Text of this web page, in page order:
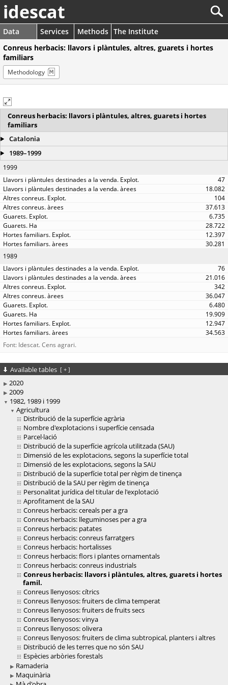
idescat
Data Services Methods The Institute
Conreus herbacis: llavors i plàntules, altres, guarets i hortes
familiars
Methodology
Conreus herbacis: llavors i plàntules, altres, guarets i hortes
familiars
Catalonia
1989–1999
1999
47
18.082
104
37.613
6.735
28.722
12.397
30.281
1989
76
21.016
342
36.047
6.480
19.909
12.947
34.563
Font: Idescat. Cens agrari.
Available tables [ + ]
2020
2009
1982, 1989 i 1999
Agricultura
Distribució de la superfície agrària
Nombre d'explotacions i superfície censada
Parcel·lació
Distribució de la superfície agrícola utilitzada (SAU)
Dimensió de les explotacions, segons la superfície total
Dimensió de les explotacions, segons la SAU
Distribució de la superfície total per règim de tinença
Distribució de la SAU per règim de tinença
Personalitat jurídica del titular de l'explotació
Aprofitament de la SAU
Conreus herbacis: cereals per a gra
Conreus herbacis: lleguminoses per a gra
Conreus herbacis: patates
Conreus herbacis: conreus farratgers
Conreus herbacis: hortalisses
Conreus herbacis: flors i plantes ornamentals
Conreus herbacis: conreus industrials
Conreus herbacis: llavors i plàntules, altres, guarets i hortes
famil.
Conreus llenyosos: cítrics
Conreus llenyosos: fruiters de clima temperat
Conreus llenyosos: fruiters de fruits secs
Conreus llenyosos: vinya
Conreus llenyosos: olivera
Conreus llenyosos: fruiters de clima subtropical, planters i altres
Distribució de les terres que no són SAU
Espècies arbòries forestals
Ramaderia
Maquinària